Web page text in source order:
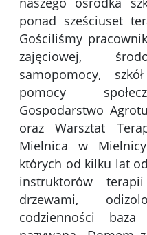
ponad sześciuset
Gościliśmy
zajęciowej,
samopomocy,
pomocy
Gospodarstwo
oraz Warsztat
Mielnica w
których od kilku lat
instruktorów
drzewami,
codzienności baza